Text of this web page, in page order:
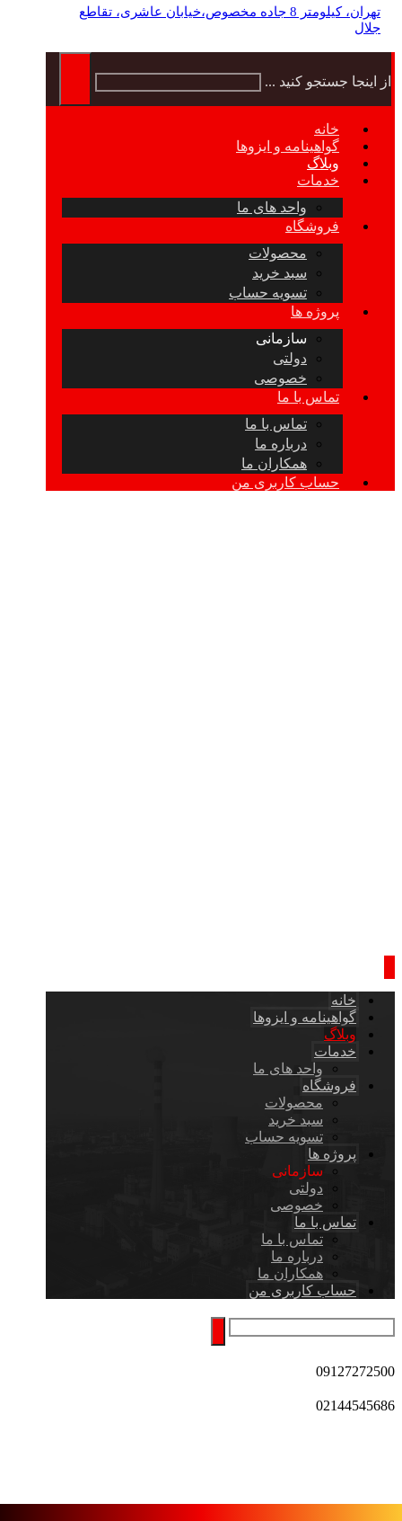
تهران، کیلومتر 8 جاده مخصوص،خیابان عاشری، تقاطع
جلال
از اینجا جستجو کنید ...
خانه
گواهینامه و ایزوها
وبلاگ
خدمات
واحد های ما
فروشگاه
محصولات
سبد خرید
تسویه حساب
پروژه ها
سازمانی
دولتی
خصوصی
تماس با ما
تماس با ما
درباره ما
همکاران ما
حساب کاربری من
خانه
گواهینامه و ایزوها
وبلاگ
خدمات
واحد های ما
فروشگاه
محصولات
سبد خرید
تسویه حساب
پروژه ها
سازمانی
دولتی
خصوصی
تماس با ما
تماس با ما
درباره ما
همکاران ما
حساب کاربری من
09127272500
02144545686